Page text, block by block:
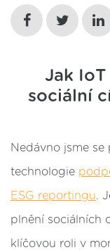
Jak
sociální
Nedávno jsme se
technologie
ESG reportingu.
plnění sociálních
klíčovou roli v